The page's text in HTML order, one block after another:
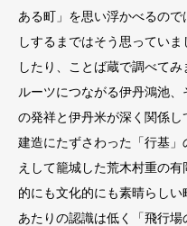
ある町」を思い浮かべるの
しするまではそう思ってい
したり、ことば蔵で調べて
ルーツにつながる伊丹鴻池
の発祥と伊丹米が深く関係
建造にたずさわった「行基
えして籠城した荒木村重の
的にも文化的にも素晴らし
あたりの認識は低く「飛行